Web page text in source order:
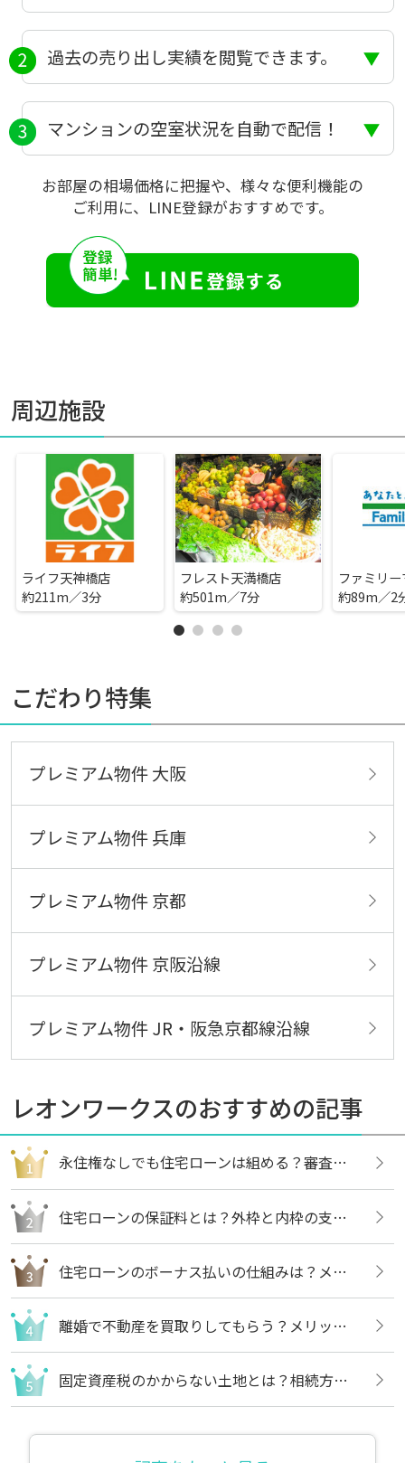
過去の売り出し実績を閲覧できます。
マンションの空室状況を自動で配信！
お部屋の相場価格に把握や、様々な便利機能の
ご利用に、LINE登録がおすすめです。
周辺施設
ライフ天神橋店
約211m／3分
フレスト天満橋店
約501m／7分
約89m／2
こだわり特集
プレミアム物件 大阪
プレミアム物件 兵庫
プレミアム物件 京都
プレミアム物件 京阪沿線
プレミアム物件 JR・阪急京都線沿線
レオンワークスのおすすめの記事
永住権なしでも住宅ローンは組める？審査内容や借りる方法についても解説
住宅ローンの保証料とは？外枠と内枠の支払い方法や違いについても解説
住宅ローンのボーナス払いの仕組みは？メリットや注意点についても解説
離婚で不動産を買取りしてもらう？メリットや売却の流れについても解説
固定資産税のかからない土地とは？相続方法や不要な場合の処分方法も解説